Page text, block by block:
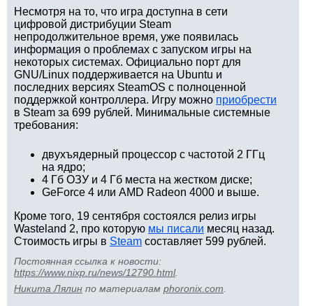
Несмотря на то, что игра доступна в сети
цифровой дистрибуции Steam
непродолжительное время, уже появилась
информация о проблемах с запуском игры на
некоторых системах. Официально порт для
GNU/Linux поддерживается на Ubuntu и
последних версиях SteamOS с полноценной
поддержкой контроллера. Игру можно приобрести
в Steam за 699 рублей. Минимальные системные
требования:
двухъядерный процессор с частотой 2 ГГц
на ядро;
4 Гб ОЗУ и 4 Гб места на жестком диске;
GeForce 4 или AMD Radeon 4000 и выше.
Кроме того, 19 сентября состоялся релиз игры
Wasteland 2, про которую мы писали месяц назад.
Стоимость игры в Steam составляет 599 рублей.
Постоянная ссылка к новости:
https://www.nixp.ru/news/12790.html.
Никита Лялин по материалам phoronix.com